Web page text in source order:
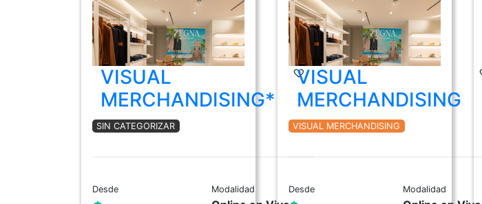
VISUAL
MERCHANDISING*
SIN CATEGORIZAR
Desde Modalidad
VISUAL
MERCHANDISING
VISUAL MERCHANDISING
Desde Modalidad